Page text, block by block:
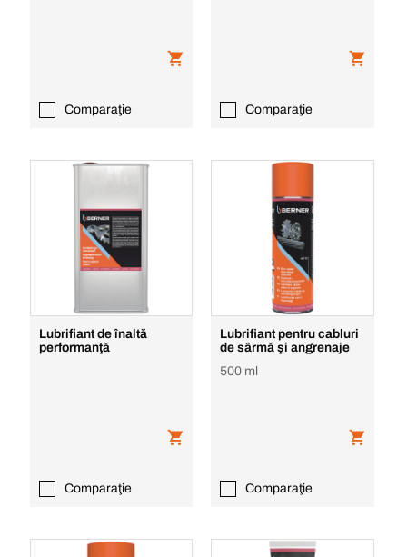
Comparaţie Comparaţie
Lubrifiant de înaltă
performanţă
Comparaţie
Lubrifiant pentru cabluri
de sârmă şi angrenaje
500 ml
Comparaţie